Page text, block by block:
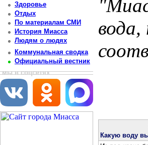
Здоровье
Отдых
По материалам СМИ
История Миасса
Людям о людях
Коммунальная сводка
Официальный вестник
мы в соцсетях
Какую воду